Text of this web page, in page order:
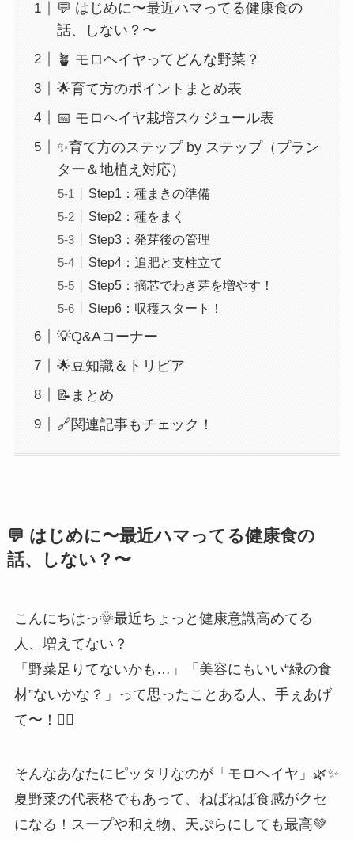
💬 はじめに〜最近ハマってる健康食の
話、しない？〜
🪴 モロヘイヤってどんな野菜？
🌟育て方のポイントまとめ表
📅 モロヘイヤ栽培スケジュール表
✨育て方のステップ by ステップ（プラン
ター＆地植え対応）
Step1：種まきの準備
Step2：種をまく
Step3：発芽後の管理
Step4：追肥と支柱立て
Step5：摘芯でわき芽を増やす！
Step6：収穫スタート！
💡Q&Aコーナー
🌟豆知識＆トリビア
📝まとめ
🔗関連記事もチェック！
💬 はじめに〜最近ハマってる健康食の
話、しない？〜
こんにちはっ🌞最近ちょっと健康意識高めてる
人、増えてない？
「野菜足りてないかも…」「美容にもいい“緑の食
材”ないかな？」って思ったことある人、手ぇあげ
て〜！🙋‍♀️
そんなあなたにピッタリなのが「モロヘイヤ」🌿✨
夏野菜の代表格でもあって、ねばねば食感がクセ
になる！スープや和え物、天ぷらにしても最高💚